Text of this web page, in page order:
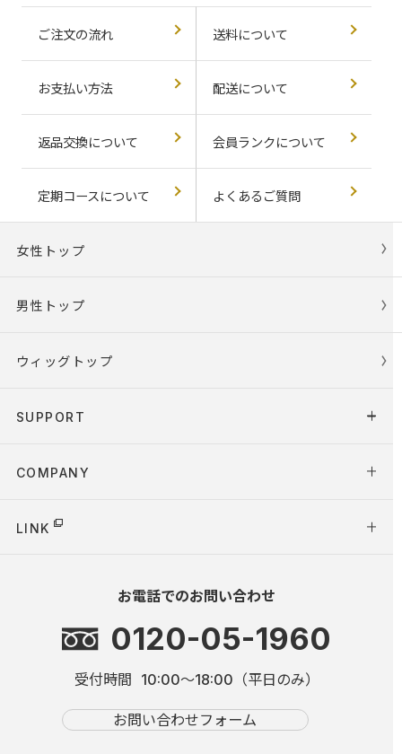
ご注文の流れ 送料について
お支払い方法 配送について
返品交換について 会員ランクについて
定期コースについて よくあるご質問
女性トップ
男性トップ
ウィッグトップ
SUPPORT
COMPANY
LINK
お電話でのお問い合わせ
0120-05-1960
受付時間 10:00～18:00（平日のみ）
お問い合わせフォーム